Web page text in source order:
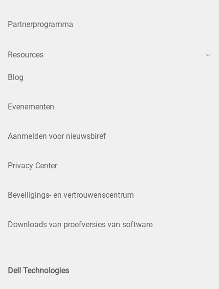
Partnerprogramma
Resources
Blog
Evenementen
Aanmelden voor nieuwsbiref
Privacy Center
Beveiligings- en vertrouwenscentrum
Downloads van proefversies van software
Dell Technologies